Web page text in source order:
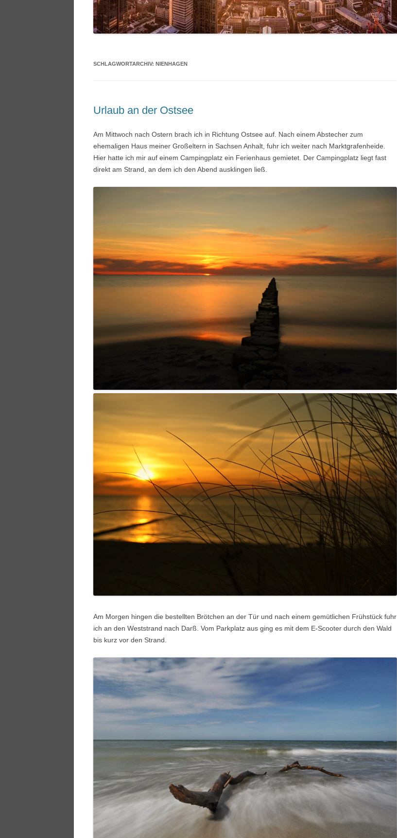
SCHLAGWORTARCHIV: NIENHAGEN
Urlaub an der Ostsee
Am Mittwoch nach Ostern brach ich in Richtung Ostsee auf. Nach einem Abstecher zum
ehemaligen Haus meiner Großeltern in Sachsen Anhalt, fuhr ich weiter nach Marktgrafenheide.
Hier hatte ich mir auf einem Campingplatz ein Ferienhaus gemietet. Der Campingplatz liegt fast
direkt am Strand, an dem ich den Abend ausklingen ließ.
Am Morgen hingen die bestellten Brötchen an der Tür und nach einem gemütlichen Frühstück fuhr
ich an den Weststrand nach Darß. Vom Parkplatz aus ging es mit dem E-Scooter durch den Wald
bis kurz vor den Strand.